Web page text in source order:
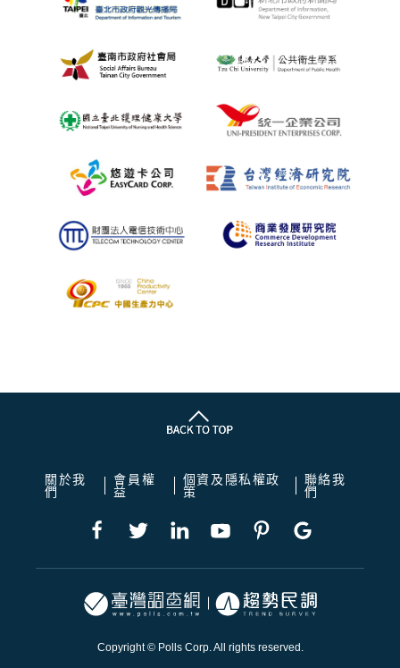
關於我
們
會員權
益
個資及隱私權政
策
聯絡我
們
Copyright © Polls Corp. All rights reserved.